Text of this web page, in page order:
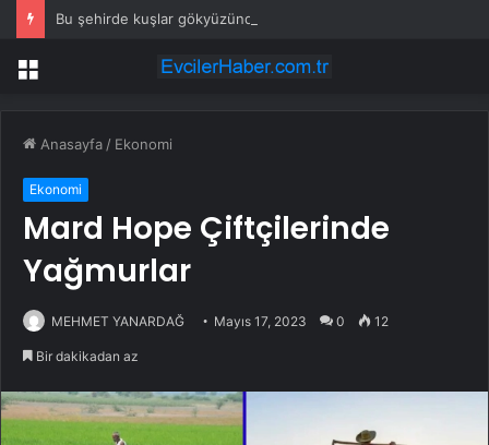
Bu şehirde kuşlar gökyüzünden patır patır düşüyor
Menü
Anasayfa / Ekonomi
Ekonomi
Mard Hope Çiftçilerinde
Yağmurlar
MEHMET YANARDAĞ Mayıs 17, 2023 0 12
Bir dakikadan az